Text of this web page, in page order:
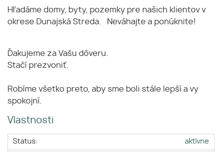
Hľadáme domy, byty, pozemky pre našich klientov v
okrese Dunajská Streda. Neváhajte a ponúknite!
Ďakujeme za Vašu dôveru.
Stačí prezvoniť.
Robíme všetko preto, aby sme boli stále lepší a vy
spokojní.
Vlastnosti
Status:
aktívne